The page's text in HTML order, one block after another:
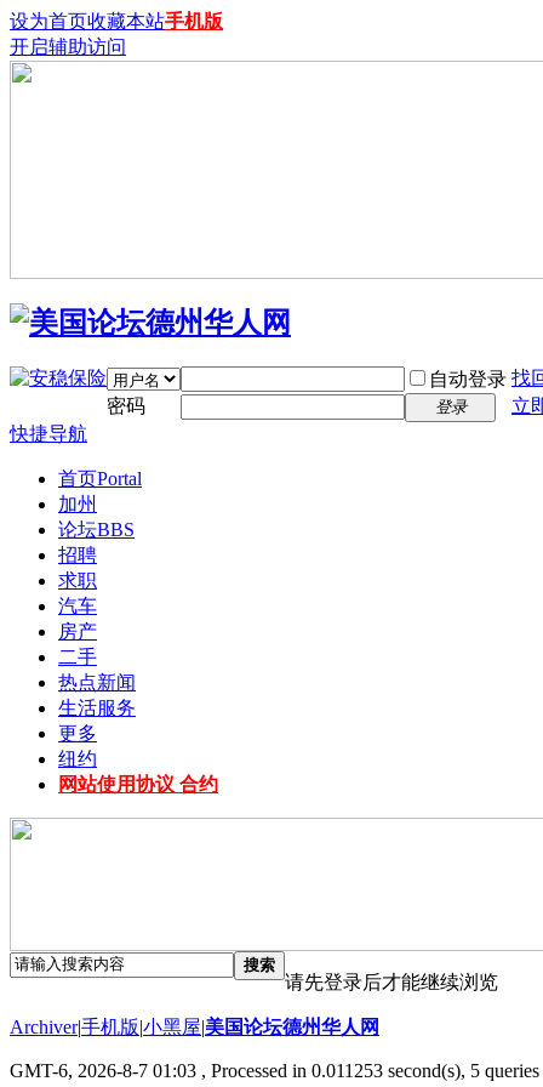
设为首页收藏本站手机版
开启辅助访问
自动登录 找
密码
登录
立
快捷导航
首页Portal
加州
论坛BBS
招聘
求职
汽车
房产
二手
热点新闻
生活服务
更多
纽约
网站使用协议 合约
搜索
请先登录后才能继续浏览
Archiver|手机版|小黑屋|美国论坛德州华人网
GMT-6, 2026-8-7 01:03 , Processed in 0.011253 second(s), 5 queries